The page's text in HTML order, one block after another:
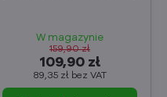
W magazynie
109,90 zł
89,35 zł bez VAT
159,90 zł